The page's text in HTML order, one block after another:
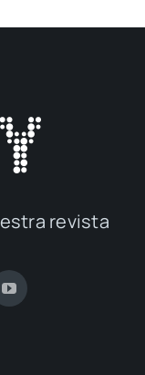
revis­ta